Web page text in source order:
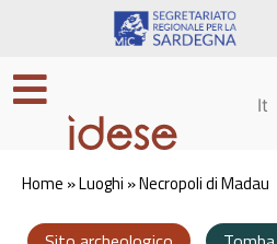
It
Home »Luoghi »Necropoli di Madau